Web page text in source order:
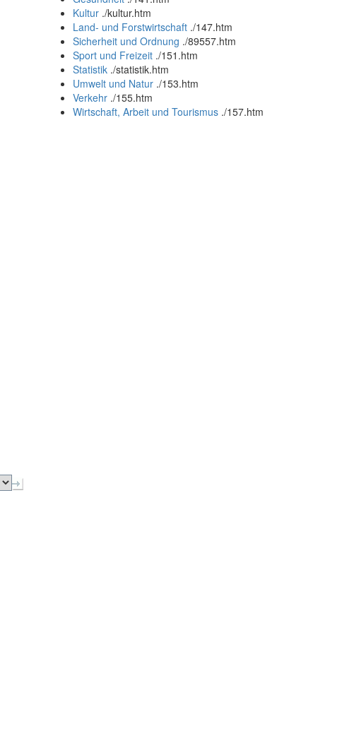
Kultur ./kultur.htm
Land- und Forstwirtschaft ./147.htm
Sicherheit und Ordnung ./89557.htm
Sport und Freizeit ./151.htm
Statistik ./statistik.htm
Umwelt und Natur ./153.htm
Verkehr ./155.htm
Wirtschaft, Arbeit und Tourismus ./157.htm